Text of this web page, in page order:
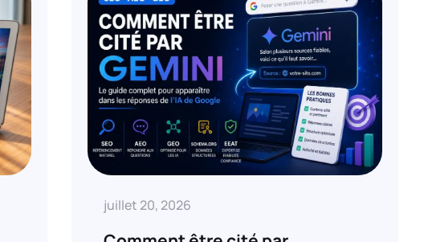
juillet 20, 2026